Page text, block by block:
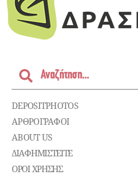
DEPOSITPHOTOS
ΑΡΘΡΟΓΡΑΦΟΙ
ABOUT US
ΔΙΑΦΗΜΙΣΤΕΊΤΕ
ΌΡΟΙ ΧΡΉΣΗΣ